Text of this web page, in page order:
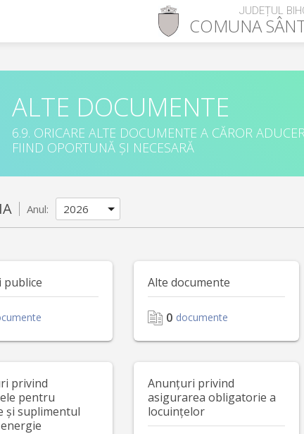
JUDEȚUL
COMUNA
ALTE DOCUMENTE
6.9. ORICARE ALTE DOCUMENTE A CĂROR
FIIND OPORTUNĂ ȘI NECESARĂ
Anul:
publice Alte documente
0 documente
privind
pentru
și suplimentul
Anunțuri privind
asigurarea obligatorie a
locuințelor